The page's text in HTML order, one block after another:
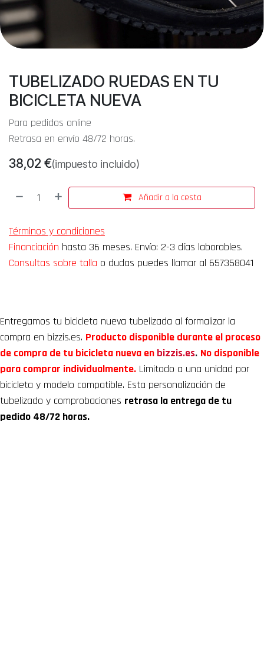
TUBELIZADO RUEDAS EN TU
BICICLETA NUEVA
Para pedidos online
Retrasa en envío 48/72 horas.
38,02 €(impuesto incluido)
Añadir a la cesta
Términos y condiciones
Financiación hasta 36 meses. Envío: 2-3 días laborables.
Consultas sobre talla o dudas puedes llamar al 657358041
Entregamos tu bicicleta nueva tubelizada al formalizar la
compra en bizzis.es. Producto disponible durante el proceso
de compra de tu bicicleta nueva en bizzis.es. No disponible
para comprar individualmente. Limitado a una unidad por
bicicleta y modelo compatible. Esta personalización de
tubelizado y comprobaciones retrasa la entrega de tu
pedido 48/72 horas.